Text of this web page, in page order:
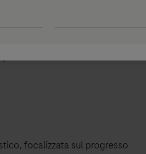
i dispositivi medico-diagnostici
focalizzata sul progresso